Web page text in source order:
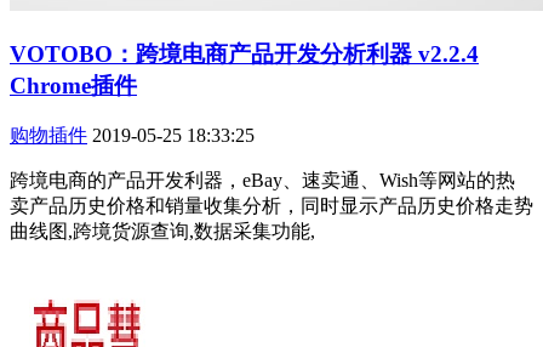
VOTOBO：跨境电商产品开发分析利器 v2.2.4
Chrome插件
购物插件 2019-05-25 18:33:25
跨境电商的产品开发利器，eBay、速卖通、Wish等网站的热
卖产品历史价格和销量收集分析，同时显示产品历史价格走势
曲线图,跨境货源查询,数据采集功能,